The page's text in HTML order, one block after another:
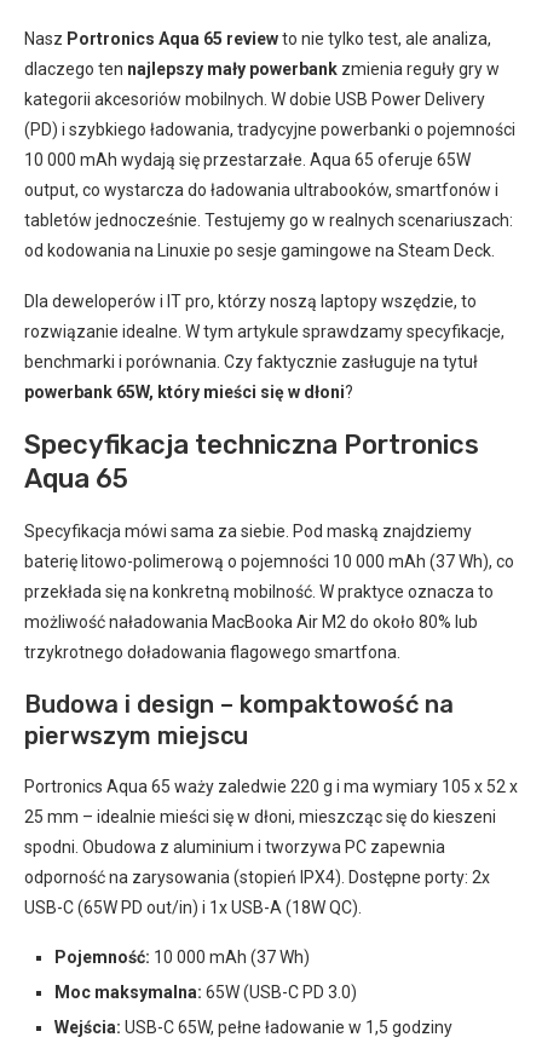
Nasz Portronics Aqua 65 reviewto nie tylko test, ale analiza,
dlaczego ten najlepszy mały powerbank zmienia reguły gry w
kategorii akcesoriów mobilnych. W dobie USB Power Delivery
(PD) i szybkiego ładowania, tradycyjne powerbanki o pojemności
10 000 mAh wydają się przestarzałe. Aqua 65 oferuje 65W
output, co wystarcza do ładowania ultrabooków, smartfonów i
tabletów jednocześnie. Testujemy go w realnych scenariuszach:
od kodowania na Linuxie po sesje gamingowe na Steam Deck.
Dla deweloperów i IT pro, którzy noszą laptopy wszędzie, to
rozwiązanie idealne. W tym artykule sprawdzamy specyfikacje,
benchmarki i porównania. Czy faktycznie zasługuje na tytuł
powerbank 65W, który mieści się w dłoni?
Specyfikacja techniczna Portronics
Aqua 65
Specyfikacja mówi sama za siebie. Pod maską znajdziemy
baterię litowo-polimerową o pojemności 10 000 mAh (37 Wh), co
przekłada się na konkretną mobilność. W praktyce oznacza to
możliwość naładowania MacBooka Air M2 do około 80% lub
trzykrotnego doładowania flagowego smartfona.
Budowa i design – kompaktowość na
pierwszym miejscu
Portronics Aqua 65 waży zaledwie 220 g i ma wymiary 105 x 52 x
25 mm – idealnie mieści się w dłoni, mieszcząc się do kieszeni
spodni. Obudowa z aluminium i tworzywa PC zapewnia
odporność na zarysowania (stopień IPX4). Dostępne porty: 2x
USB-C (65W PD out/in) i 1x USB-A (18W QC).
Pojemność: 10 000 mAh (37 Wh)
Moc maksymalna: 65W (USB-C PD 3.0)
Wejścia: USB-C 65W, pełne ładowanie w 1,5 godziny